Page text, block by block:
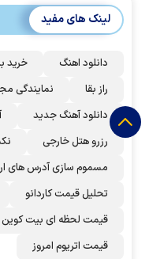
لینک های مفید
دانلود اهنگ خرید
راز بقا
نمایندگی
دانلود آهنگ جدید
رزرو هتل خارجی
مسموم سازی آدرس های
تحلیل قیمت کاردانو
قیمت لحظه ای بیت کوین
قیمت اتریوم امروز